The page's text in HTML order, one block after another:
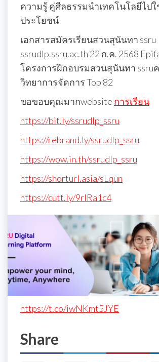
ความรู้ คู่ศีลธรรมนำเทคโนโลยีไป
ประโยชน์
เอกสารสมัครเรียนสวนสุนันทา ssru
ssrudlp.ssru.ac.th 22 ก.ค. 2568
โครงการฝึกอบรมสวนสุนันทา ssru
วิทยาการจัดการ Top 82
ขอขอบคุณมากwebsite การเรียน
https://bit.ly/ssrudlp_ssru
https://rebrand.ly/ssrudlp_ssru
https://wow.in.th/ssrudlp_ssru
https://shorturl.asia/sLqun
https://cutt.ly/9rlRa1c4
https://t.co/iwNKmt5JYE
Share